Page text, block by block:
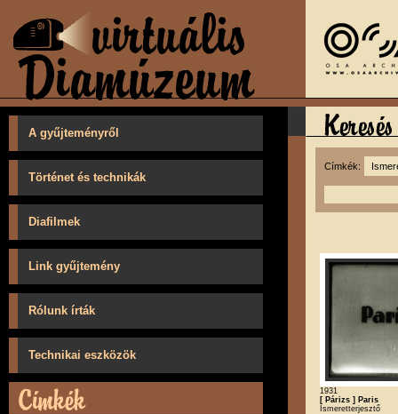
A gyűjteményről
Történet és technikák
Diafilmek
Link gyűjtemény
Rólunk írták
Technikai eszközök
Címkék:
1931
[ Párizs ] Paris
Ismeretterjesztő